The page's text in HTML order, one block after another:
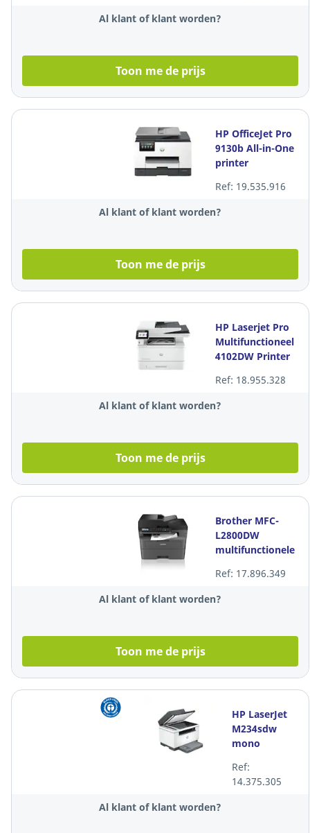
Al klant of klant worden?
Toon me de prijs
HP OfficeJet Pro
9130b All-in-One
printer
Ref: 19.535.916
Al klant of klant worden?
Toon me de prijs
HP Laserjet Pro
Multifunctioneel
4102DW Printer
Ref: 18.955.328
Al klant of klant worden?
Toon me de prijs
Brother MFC-
L2800DW
multifunctionele
Ref: 17.896.349
Al klant of klant worden?
Toon me de prijs
HP LaserJet
M234sdw
mono
duplex, Wi-Fi,
Bluetooth LE
Ref:
14.375.305
Al klant of klant worden?